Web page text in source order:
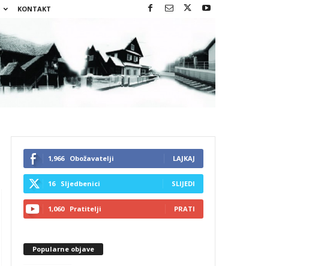
KONTAKT
1,966 Obožavatelji LAJKAJ
16 Sljedbenici SLIJEDI
1,060 Pratitelji PRATI
Popularne objave